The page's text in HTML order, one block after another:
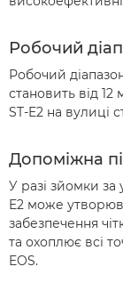
Робочий
Робочий
становить від
ST-E2 на вулиці
Допоміжна
У разі зйомки за
E2 може
забезпечення
та охоплює всі
EOS.